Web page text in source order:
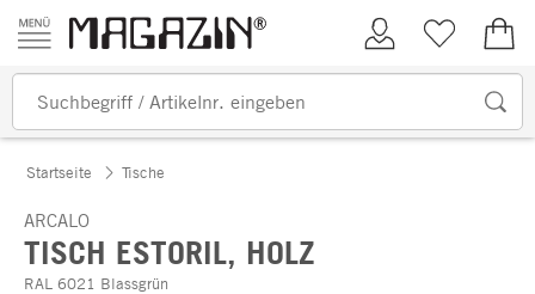
Zum Inhalt springen
Kundenkonto
Merkliste
Startseite Tische
ARCALO
TISCH ESTORIL, HOLZ
RAL 6021 Blassgrün